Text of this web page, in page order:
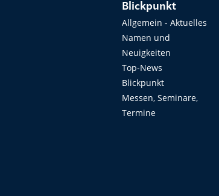
Blickpunkt
Allgemein - Aktuelles
Namen und
Neuigkeiten
Top-News
Blickpunkt
Messen, Seminare,
Termine